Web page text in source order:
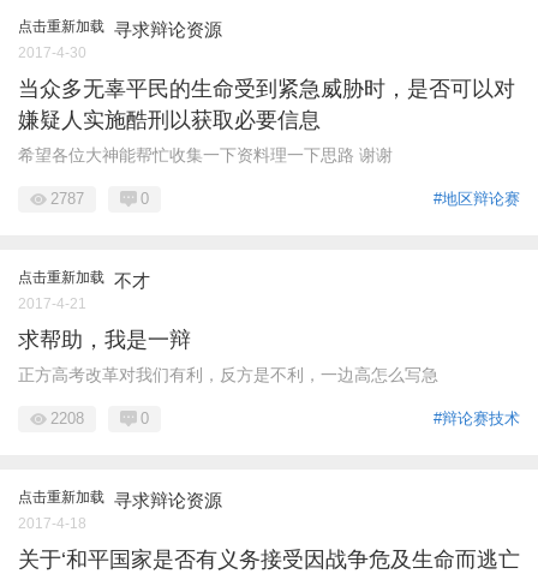
点击重新加载 寻求辩论资源
2017-4-30
当众多无辜平民的生命受到紧急威胁时，是否可以对
嫌疑人实施酷刑以获取必要信息
希望各位大神能帮忙收集一下资料理一下思路 谢谢
#地区辩论赛
2787 0
点击重新加载 不才
2017-4-21
求帮助，我是一辩
正方高考改革对我们有利，反方是不利，一边高怎么写急
#辩论赛技术
2208 0
点击重新加载 寻求辩论资源
2017-4-18
关于‘和平国家是否有义务接受因战争危及生命而逃亡